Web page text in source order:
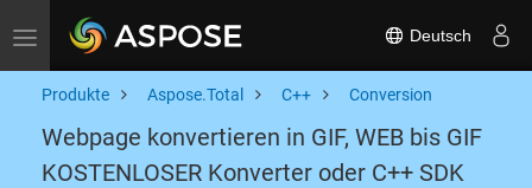
Toggle navigation Deutsch
Produkte Aspose.Total C++ Conversion
Webpage konvertieren in GIF, WEB bis GIF
KOSTENLOSER Konverter oder C++ SDK